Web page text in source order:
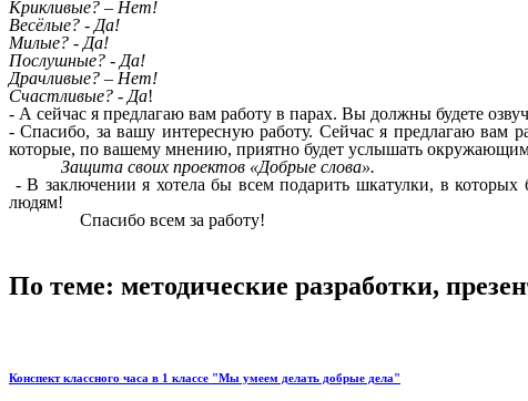
Крикливые? – Нет!
Весёлые? - Да!
Милые? - Да!
Послушные? - Да!
Драчливые? – Нет!
Счастливые? - Да!
- А сейчас я предлагаю вам работу в парах. Вы должны будете
- Спасибо, за вашу интересную работу. Сейчас я предлагаю вам
которые, по вашему мнению, приятно будет услышать
Защита своих проектов «Добрые слова».
- В заключении я хотела бы всем подарить шкатулки, в
людям!
Спасибо всем за работу!
По теме: методические разработки,
Конспект классного часа в 1 классе "Мы умеем делать добрые дела"